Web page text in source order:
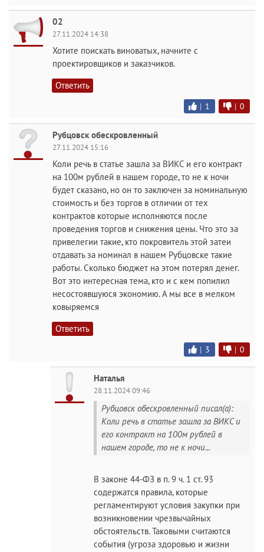
02
27.11.2024 14:38
Хотите поискать виноватых, начните с
проектировщиков и заказчиков.
Ответить
| 1 | 0
Рубцовск обескровленный
27.11.2024 15:16
Коли речь в статье зашла за ВИКС и его контракт
на 100м рублей в нашем городе, то не к ночи
будет сказано, но он то заключен за номинальную
стоимость и без торгов в отличии от тех
контрактов которые исполняются после
проведения торгов и снижения цены. Что это за
привелегии такие, кто покровитель этой затеи
отдавать за номинал в нашем Рубцовске такие
работы. Сколько бюджет на этом потерял денег.
Вот это интересная тема, кто и с кем попилил
несостоявшуюся экономию. А мы все в мелком
ковыряемся
Ответить
| 3 | 0
Наталья
28.11.2024 09:46
Рубцовск обескровленный писал(а):
Коли речь в статье зашла за ВИКС и
его контракт на 100м рублей в
нашем городе, то не к ночи...
В законе 44-ФЗ в п. 9 ч. 1 ст. 93
содержатся правила, которые
регламентируют условия закупки при
возникновении чрезвычайных
обстоятельств. Таковыми считаются
события (угроза здоровью и жизни